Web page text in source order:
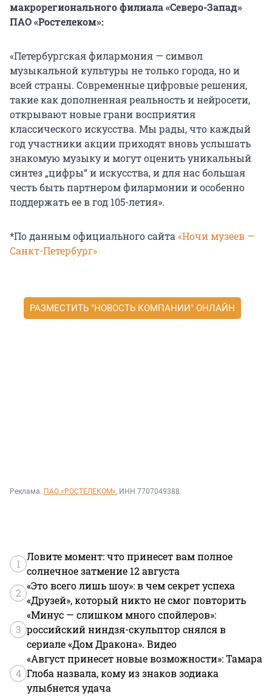
макрорегионального филиала «Северо-Запад»
ПАО «Ростелеком»:
«Петербургская филармония — символ
музыкальной культуры не только города, но и
всей страны. Современные цифровые решения,
такие как дополненная реальность и нейросети,
открывают новые грани восприятия
классического искусства. Мы рады, что каждый
год участники акции приходят вновь услышать
знакомую музыку и могут оценить уникальный
синтез „цифры“ и искусства, и для нас большая
честь быть партнером филармонии и особенно
поддержать ее в год 105-летия».
*По данным официального сайта«Ночи музеев —
Санкт-Петербург»
РАЗМЕСТИТЬ "НОВОСТЬ КОМПАНИИ" ОНЛАЙН
Реклама. ПАО «РОСТЕЛЕКОМ», ИНН 7707049388
1
Ловите момент: что принесет вам полное
солнечное затмение 12 августа
2
«Это всего лишь шоу»: в чем секрет успеха
«Друзей», который никто не смог повторить
3
«Минус — слишком много спойлеров»:
российский ниндзя-скульптор снялся в
сериале «Дом Дракона». Видео
4
«Август принесет новые возможности»: Тамара
Глоба назвала, кому из знаков зодиака
улыбнется удача